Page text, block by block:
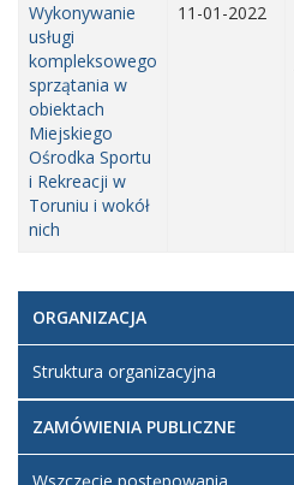
Wykonywanie
usługi
kompleksowego
sprzątania w
obiektach
Miejskiego
Ośrodka Sportu
i Rekreacji w
Toruniu i wokół
nich
11-01-2022
ORGANIZACJA
Struktura organizacyjna
ZAMÓWIENIA PUBLICZNE